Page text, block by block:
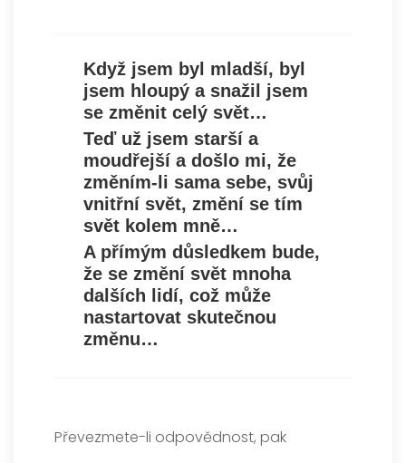
Když jsem byl mladší, byl
jsem hloupý a snažil jsem
se změnit celý svět…
Teď už jsem starší a
moudřejší a došlo mi, že
změním-li sama sebe, svůj
vnitřní svět, změní se tím
svět kolem mně…
A přímým důsledkem bude,
že se změní svět mnoha
dalších lidí, což může
nastartovat skutečnou
změnu…
Převezmete-li odpovědnost, pak